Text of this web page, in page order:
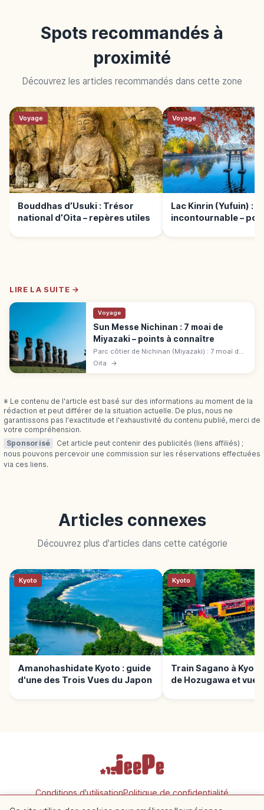
Spots recommandés à
proximité
Découvrez les articles recommandés dans cette zone
Voyage
Bouddhas d’Usuki : Trésor
national d’Oita – repères utiles
Voyage
Lac Kinrin (Yufuin) :
incontournable –
LIRE LA SUITE →
Voyage
Sun Messe Nichinan : 7 moai de
Miyazaki – points à connaître
Parc côtier de Nichinan (Miyazaki) : 7 moaï de
5,5 m et 18 t répliqués avec l'autorisation
Oita →
※ Le contenu de l'article est basé sur des informations au moment de la
rédaction et peut différer de la situation actuelle. De plus, nous ne
garantissons pas l'exactitude et l'exhaustivité du contenu publié, merci de
votre compréhension.
Sponsorisé
Cet article peut contenir des publicités (liens affiliés) ;
nous pouvons percevoir une commission sur les réservations effectuées
via ces liens.
Articles connexes
Découvrez plus d'articles dans cette catégorie
Kyoto
Amanohashidate Kyoto : guide
d'une des Trois Vues du Japon
Kyoto
Train Sagano à
de Hozugawa et vues
Conditions d'utilisationPolitique de confidentialité